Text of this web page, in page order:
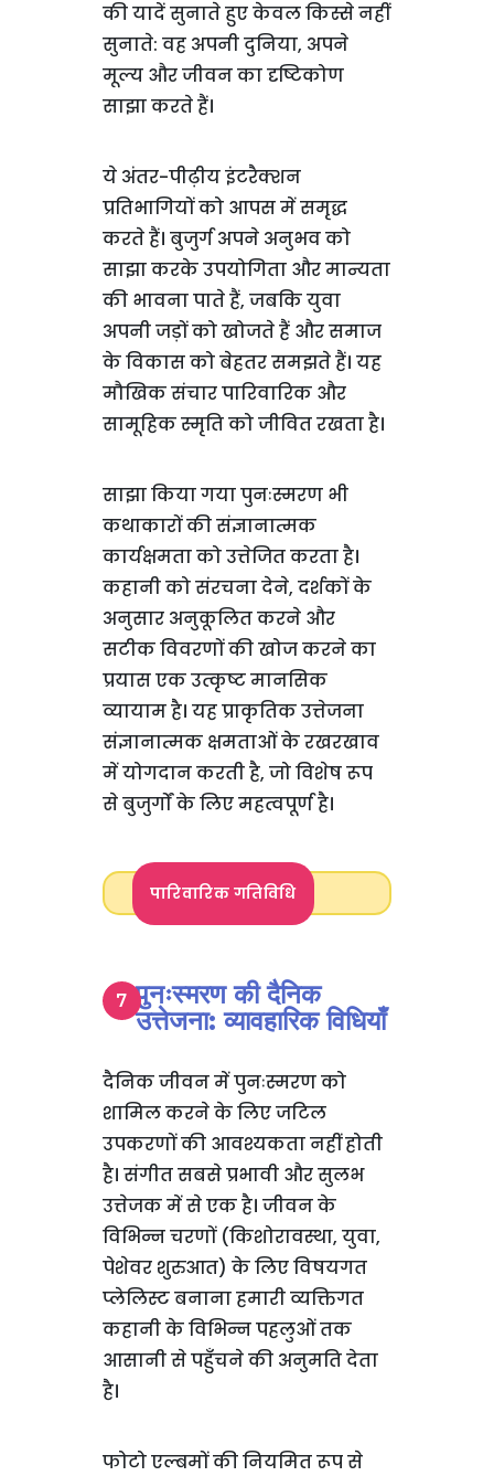
की यादें सुनाते हुए केवल किस्से नहीं
सुनाते: वह अपनी दुनिया, अपने
मूल्य और जीवन का दृष्टिकोण
साझा करते हैं।
ये अंतर-पीढ़ीय इंटरैक्शन
प्रतिभागियों को आपस में समृद्ध
करते हैं। बुजुर्ग अपने अनुभव को
साझा करके उपयोगिता और मान्यता
की भावना पाते हैं, जबकि युवा
अपनी जड़ों को खोजते हैं और समाज
के विकास को बेहतर समझते हैं। यह
मौखिक संचार पारिवारिक और
सामूहिक स्मृति को जीवित रखता है।
साझा किया गया पुनःस्मरण भी
कथाकारों की संज्ञानात्मक
कार्यक्षमता को उत्तेजित करता है।
कहानी को संरचना देने, दर्शकों के
अनुसार अनुकूलित करने और
सटीक विवरणों की खोज करने का
प्रयास एक उत्कृष्ट मानसिक
व्यायाम है। यह प्राकृतिक उत्तेजना
संज्ञानात्मक क्षमताओं के रखरखाव
में योगदान करती है, जो विशेष रूप
से बुजुर्गों के लिए महत्वपूर्ण है।
पारिवारिक गतिविधि
पुनःस्मरण की दैनिक
उत्तेजना: व्यावहारिक विधियाँ
दैनिक जीवन में पुनःस्मरण को
शामिल करने के लिए जटिल
उपकरणों की आवश्यकता नहीं होती
है। संगीत सबसे प्रभावी और सुलभ
उत्तेजक में से एक है। जीवन के
विभिन्न चरणों (किशोरावस्था, युवा,
पेशेवर शुरुआत) के लिए विषयगत
प्लेलिस्ट बनाना हमारी व्यक्तिगत
कहानी के विभिन्न पहलुओं तक
आसानी से पहुँचने की अनुमति देता
है।
फोटो एल्बमों की नियमित रूप से